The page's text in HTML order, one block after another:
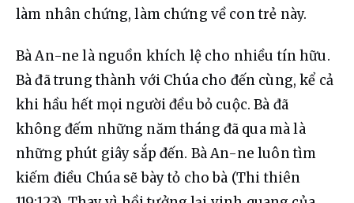
làm nhân chứng, làm chứng về con trẻ này.
Bà An-ne là nguồn khích lệ cho nhiều tín hữu.
Bà đã trung thành với Chúa cho đến cùng, kể cả
khi hầu hết mọi người đều bỏ cuộc. Bà đã
không đếm những năm tháng đã qua mà là
những phút giây sắp đến. Bà An-ne luôn tìm
kiếm điều Chúa sẽ bày tỏ cho bà (Thi thiên